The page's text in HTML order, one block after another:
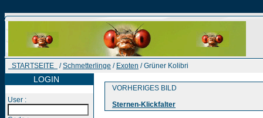
STARTSEITE /Schmetterlinge / Exoten / Grüner Kolibri
LOGIN
User :
VORHERIGES BILD
Sternen-Klickfalter